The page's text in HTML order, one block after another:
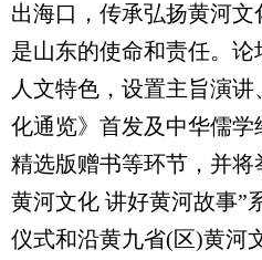
出海口，传承弘扬黄河文
是山东的使命和责任。
人文特色，设置主旨演
化通览》首发及中华儒学
精选版赠书等环节，并
黄河文化 讲好黄河故事”
仪式和沿黄九省(区)黄河